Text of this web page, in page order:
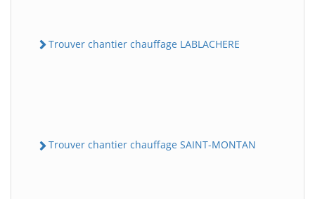
Trouver chantier chauffage LABLACHERE
Trouver chantier chauffage SAINT-MONTAN